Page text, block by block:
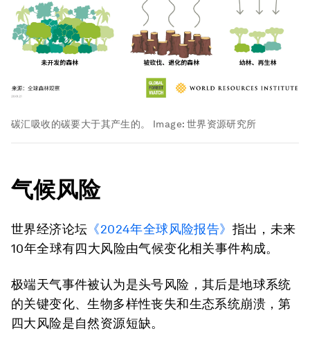
碳汇吸收的碳要大于其产生的。 Image: 世界资源研究所
气候风险
世界经济论坛 《2024年全球风险报告》 指出，未来
10年全球有四大风险由气候变化相关事件构成。
极端天气事件被认为是头号风险，其后是地球系统
的关键变化、生物多样性丧失和生态系统崩溃，第
四大风险是自然资源短缺。